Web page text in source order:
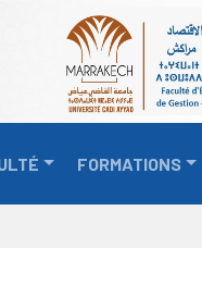
FORMATIONS